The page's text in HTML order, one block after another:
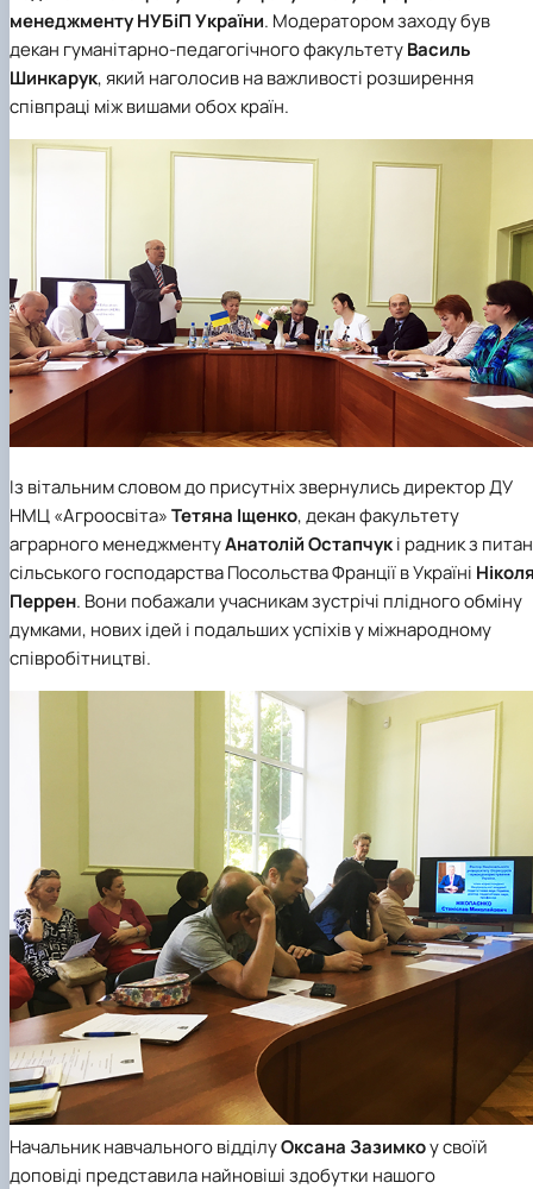
Кафедра англійської філології
Кафедра фізичної культури і спорту
Кафедра філософії та міжнародної
комунікації
Кафедра психології
Кафедра культурології
менеджментуНУБіП України. Модератором заходу був
декан гуманітарно-педагогічного факультетуВасиль
Шинкарук, який наголосив на важливості розширення
співпраці між вишами обох країн.
Із вітальним словом до присутніх звернулись директор ДУ
НМЦ «Агроосвіта»Тетяна Іщенко, декан факультету
аграрного менеджментуАнатолійОстапчукі радник з
сільського господарства Посольства Франції в Україні
Перрен. Вони побажали учасникам зустрічі плідного обміну
думками, нових ідей і подальших успіхів у міжнародному
співробітництві.
Начальник навчального відділуОксана Зазимкоу своїй
доповіді представила найновіші здобутки нашого